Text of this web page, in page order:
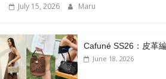
July 15, 2026 Maru
Cafuné SS26：皮革
June 18, 2026